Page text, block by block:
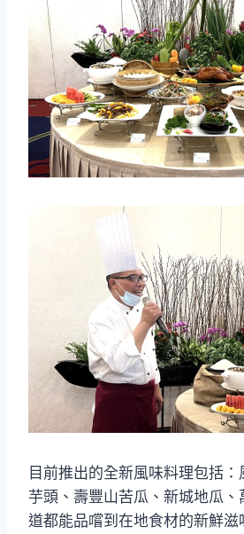
目前推出的全新風味料理包括
芋頭、壽豐山苦瓜、新城地瓜
道都能品嚐到在地食材的新鮮滋